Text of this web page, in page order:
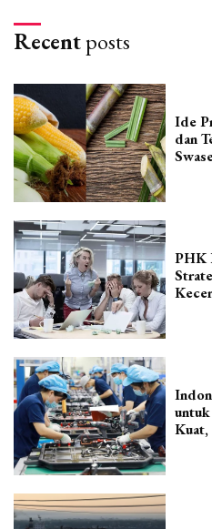
Recentposts
Ide
dan
PHK
Kuat,